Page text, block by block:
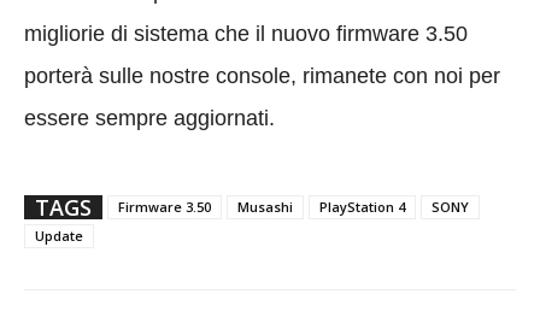
migliorie di sistema che il nuovo firmware 3.50
porterà sulle nostre console, rimanete con noi per
essere sempre aggiornati.
TAGS Firmware 3.50 Musashi PlayStation 4
SONY
Update